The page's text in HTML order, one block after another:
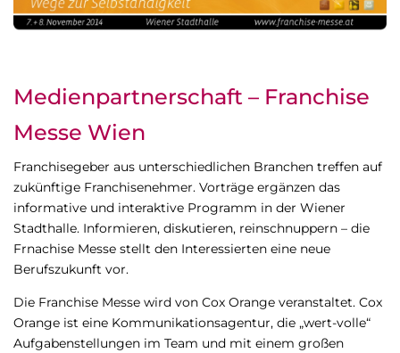
Medienpartnerschaft – Franchise
Messe Wien
Franchisegeber aus unterschiedlichen Branchen treffen auf
zukünftige Franchisenehmer. Vorträge ergänzen das
informative und interaktive Programm in der Wiener
Stadthalle. Informieren, diskutieren, reinschnuppern – die
Frnachise Messe stellt den Interessierten eine neue
Berufszukunft vor.
Die Franchise Messe wird von Cox Orange veranstaltet. Cox
Orange ist eine Kommunikationsagentur, die „wert-volle“
Aufgabenstellungen im Team und mit einem großen